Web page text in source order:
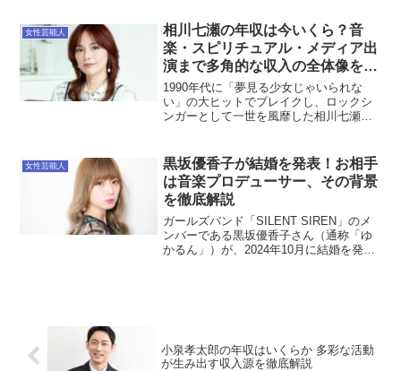
歌合戦にも出場するほどの知名度を得ま
した。その後も様々...
女性芸能人
相川七瀬の年収は今いくら？音
楽・スピリチュアル・メディア出
演まで多角的な収入の全体像を徹
底解説！
1990年代に「夢見る少女じゃいられな
い」の大ヒットでブレイクし、ロックシ
ンガーとして一世を風靡した相川七瀬さ
動、さらにはスピリチュアル分野への展
開など、多方面での活躍が...
女性芸能人
黒坂優香子が結婚を発表！お相手
は音楽プロデューサー、その背景
を徹底解説
ガールズバンド「SILENT SIREN」のメ
ンバーである黒坂優香子さん（通称「ゆ
かるん」）が、2024年10月に結婚を発表
小泉孝太郎の年収はいくらか 多彩な活動
が生み出す収入源を徹底解説